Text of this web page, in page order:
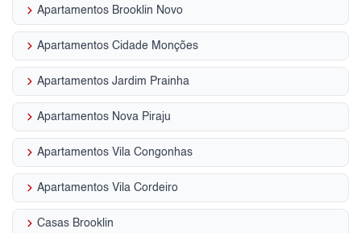
keyboard_arrow_right Apartamentos Brooklin Novo
keyboard_arrow_right Apartamentos Cidade Monções
keyboard_arrow_right Apartamentos Jardim Prainha
keyboard_arrow_right Apartamentos Nova Piraju
keyboard_arrow_right Apartamentos Vila Congonhas
keyboard_arrow_right Apartamentos Vila Cordeiro
keyboard_arrow_right Casas Brooklin